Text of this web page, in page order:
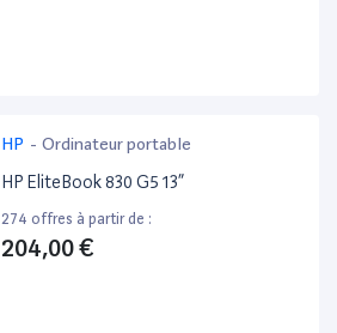
HP - Ordinateur portable
HP EliteBook 830 G5 13”
274 offres à partir de :
204,00 €